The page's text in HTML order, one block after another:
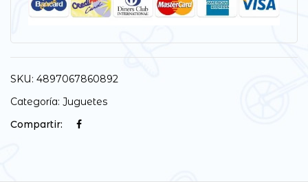
SKU: 4897067860892
Categoría: Juguetes
Compartir: